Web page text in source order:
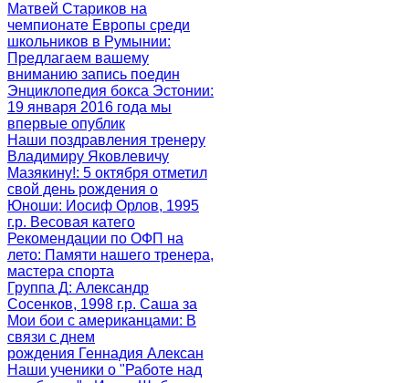
Матвей Стариков на
чемпионате Европы среди
школьников в Румынии:
Предлагаем вашему
вниманию запись поедин
Энциклопедия бокса Эстонии:
19 января 2016 года мы
впервые опублик
Наши поздравления тренеру
Владимиру Яковлевичу
Мазякину!: 5 октября отметил
свой день рождения о
Юноши: Иосиф Орлов, 1995
г.р. Весовая катего
Рекомендации по ОФП на
лето: Памяти нашего тренера,
мастера спорта
Группа Д: Александр
Сосенков, 1998 г.р. Саша за
Мои бои с американцами: В
связи с днем
рождения Геннадия Алексан
Наши ученики о "Работе над